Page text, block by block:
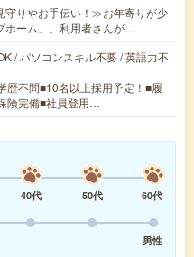
りやお手伝い！≫お年寄りが少
ホーム」。利用者さんが…
/ パソコンスキル不要 / 英語力不
歴不問■10名以上採用予定！■履
険完備■社員登用…
40代 50代
60代
男性